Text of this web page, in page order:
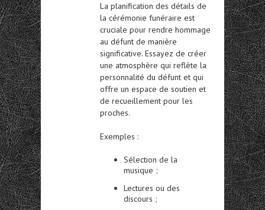
La planification des détails de
la cérémonie funéraire est
cruciale pour rendre hommage
au défunt de manière
significative. Essayez de créer
une atmosphère qui reflète la
personnalité du défunt et qui
offre un espace de soutien et
de recueillement pour les
proches.
Exemples :
Sélection de la
musique ;
Lectures ou des
discours ;